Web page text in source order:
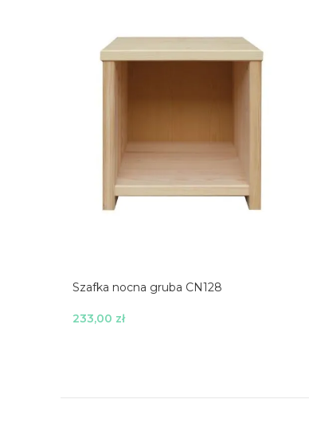
Szafka nocna gruba CN128
233,00 zł